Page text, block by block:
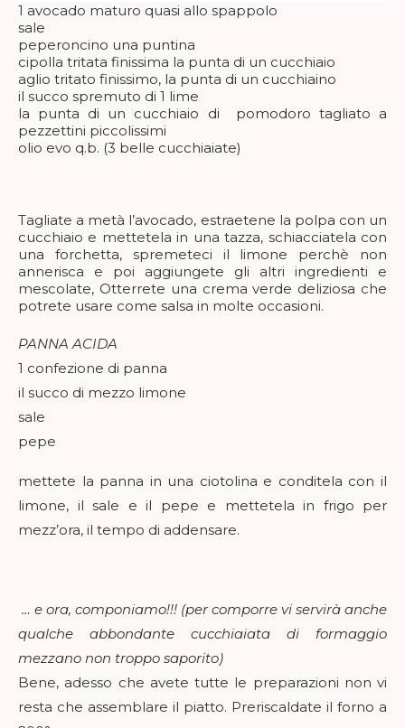
1 avocado maturo quasi allo spappolo
sale
peperoncino una puntina
cipolla tritata finissima la punta di un cucchiaio
aglio tritato finissimo, la punta di un cucchiaino
il succo spremuto di 1 lime
la punta di un cucchiaio di pomodoro tagliato a
pezzettini piccolissimi
olio evo q.b. (3 belle cucchiaiate)
Tagliate a metà l’avocado, estraetene la polpa con un
cucchiaio e mettetela in una tazza, schiacciatela con
una forchetta, spremeteci il limone perchè non
annerisca e poi aggiungete gli altri ingredienti e
mescolate, Otterrete una crema verde deliziosa che
potrete usare come salsa in molte occasioni.
PANNA ACIDA
1 confezione di panna
il succo di mezzo limone
sale
pepe
mettete la panna in una ciotolina e conditela con il
limone, il sale e il pepe e mettetela in frigo per
mezz’ora, il tempo di addensare.
… e ora, componiamo!!! (per comporre vi servirà anche
qualche abbondante cucchiaiata di formaggio
mezzano non troppo saporito)
Bene, adesso che avete tutte le preparazioni non vi
resta che assemblare il piatto. Preriscaldate il forno a